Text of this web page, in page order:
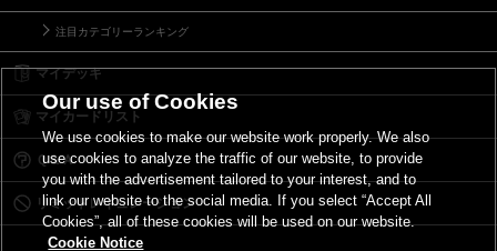
注目カテゴリーランキング
マイデッキ
マイカードリスト
Ｑ＆Ａ
リミットレギュレーション
Our use of Cookies
We use cookies to make our website work properly. We also
use cookies to analyze the traffic of our website, to provide
you with the advertisement tailored to your interest, and to
link our website to the social media. If you select “Accept All
Cookies”, all of these cookies will be used on our website.
Cookie Notice